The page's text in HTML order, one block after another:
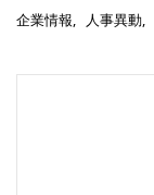
企業情報 人事異動